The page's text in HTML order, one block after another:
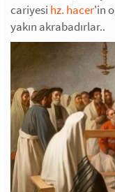
cariyesi hz. hacer'in
yakın akrabadırlar..